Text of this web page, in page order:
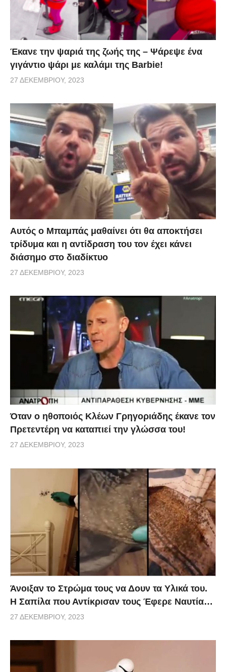
Έκανε την ψαριά της ζωής της – Ψάρεψε ένα
γιγάντιο ψάρι με καλάμι της Barbie!
27 ΔΕΚΕΜΒΡΊΟΥ, 2023
Αυτός ο Μπαμπάς μαθαίνει ότι θα αποκτήσει
τρίδυμα και η αντίδραση του τον έχει κάνει
διάσημο στο διαδίκτυο
27 ΔΕΚΕΜΒΡΊΟΥ, 2023
Όταν ο ηθοποιός Κλέων Γρηγοριάδης έκανε τον
Πρετεντέρη να καταπιεί την γλώσσα του!
27 ΔΕΚΕΜΒΡΊΟΥ, 2023
Άνοιξαν το Στρώμα τους να Δουν τα Υλικά του.
Η Σαπίλα που Αντίκρισαν τους Έφερε Ναυτία…
27 ΔΕΚΕΜΒΡΊΟΥ, 2023